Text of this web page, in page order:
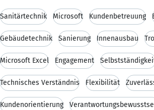
Sanitärtechnik Microsoft Kundenbetreuung
Gebäudetechnik Sanierung Innenausbau
Microsoft Excel Engagement
Technisches Verständnis Flexibilität
Kundenorientierung